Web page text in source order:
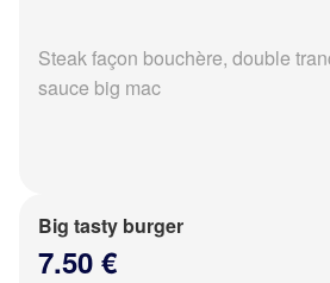
Steak façon bouchère, double
sauce big mac
Big tasty burger
7.50 €